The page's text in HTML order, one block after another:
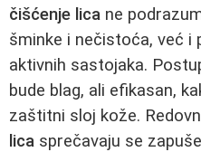
čišćenje lica ne
šminke i nečistoća, već i
aktivnih sastojaka.
bude blag, ali efikasan,
zaštitni sloj kože.
lica sprečavaju se